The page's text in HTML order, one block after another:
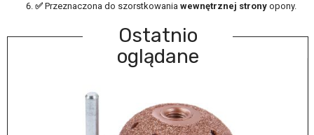
✅ Przeznaczona do szorstkowania wewnętrznej strony opony.
Ostatnio
oglądane